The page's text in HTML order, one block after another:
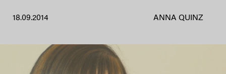
18.09.2014 ANNA QUINZ